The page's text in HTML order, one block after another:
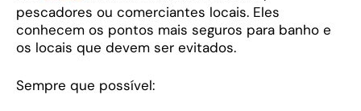
pescadores ou comerciantes locais. Eles
conhecem os pontos mais seguros para banho e
os locais que devem ser evitados.
Sempre que possível: